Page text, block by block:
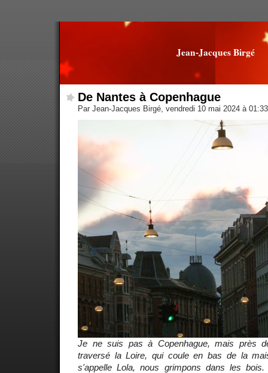
Jean-Jacques Birgé
De Nantes à Copenhague
Par Jean-Jacques Birgé, vendredi 10 mai 2024 à
Je ne suis pas à Copenhague, mais près
traversé la Loire, qui coule en bas de la
s'appelle Lola, nous grimpons dans les